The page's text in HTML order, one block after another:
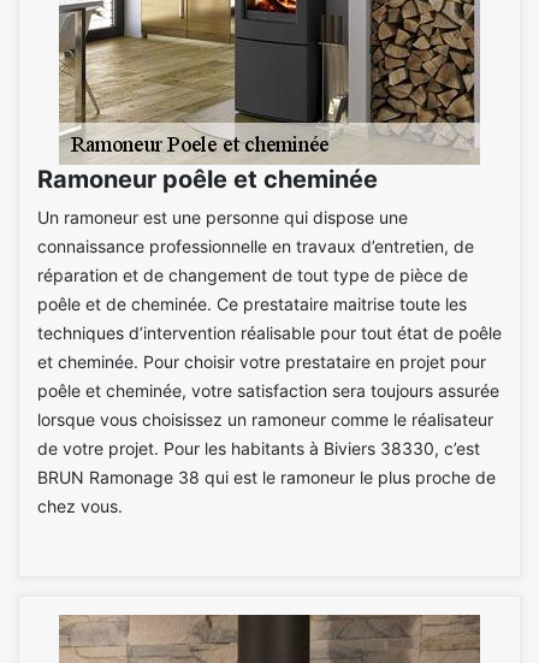
Ramoneur poêle et cheminée
Un ramoneur est une personne qui dispose une
connaissance professionnelle en travaux d’entretien, de
réparation et de changement de tout type de pièce de
poêle et de cheminée. Ce prestataire maitrise toute les
techniques d’intervention réalisable pour tout état de poêle
et cheminée. Pour choisir votre prestataire en projet pour
poêle et cheminée, votre satisfaction sera toujours assurée
lorsque vous choisissez un ramoneur comme le réalisateur
de votre projet. Pour les habitants à Biviers 38330, c’est
BRUN Ramonage 38 qui est le ramoneur le plus proche de
chez vous.